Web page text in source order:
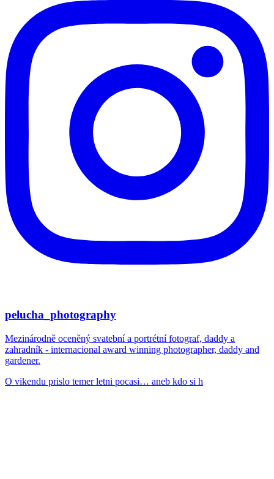
pelucha_photography
Mezinárodně oceněný svatební a portrétní fotograf, daddy a
zahradník - internacional award winning photographer, daddy and
gardener.
O vikendu prislo temer letni pocasi… aneb kdo si h